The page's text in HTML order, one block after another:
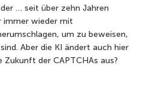
… seit über zehn Jahren
immer wieder mit
um zu beweisen,
Aber die KI ändert auch hier
Zukunft der CAPTCHAs aus?